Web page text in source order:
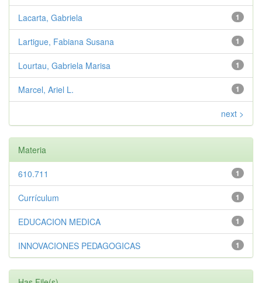
1
Lacarta, Gabriela
1
Lartigue, Fabiana Susana
1
Lourtau, Gabriela Marisa
1
Marcel, Ariel L.
next >
Materia
1
610.711
1
Currículum
1
EDUCACION MEDICA
1
INNOVACIONES PEDAGOGICAS